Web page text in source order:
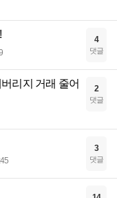
4
댓글
리지 거래 줄어
2
댓글
3
댓글